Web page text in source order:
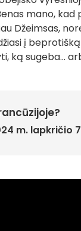
mano,
Džeimsas,
į
ką sugeba...
m. lapkričio